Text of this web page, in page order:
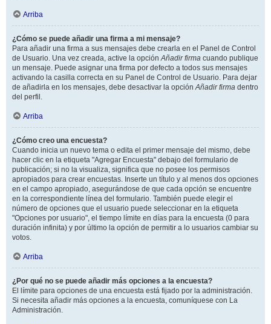
Arriba
¿Cómo se puede añadir una firma a mi mensaje?
Para añadir una firma a sus mensajes debe crearla en el Panel de Control
de Usuario. Una vez creada, active la opciónAñadir firma cuando publique
un mensaje. Puede asignar una firma por defecto a todos sus mensajes
activando la casilla correcta en su Panel de Control de Usuario. Para dejar
de añadirla en los mensajes, debe desactivar la opciónAñadir firma dentro
del perfil.
Arriba
¿Cómo creo una encuesta?
Cuando inicia un nuevo tema o edita el primer mensaje del mismo, debe
hacer clic en la etiqueta "Agregar Encuesta" debajo del formulario de
publicación; si no la visualiza, significa que no posee los permisos
apropiados para crear encuestas. Inserte un título y al menos dos opciones
en el campo apropiado, asegurándose de que cada opción se encuentre
en la correspondiente línea del formulario. También puede elegir el
número de opciones que el usuario puede seleccionar en la etiqueta
"Opciones por usuario", el tiempo límite en días para la encuesta (0 para
duración infinita) y por último la opción de permitir a lo usuarios cambiar su
votos.
Arriba
¿Por qué no se puede añadir más opciones a la encuesta?
El límite para opciones de una encuesta está fijado por la administración.
Si necesita añadir más opciones a la encuesta, comuníquese con La
Administración.